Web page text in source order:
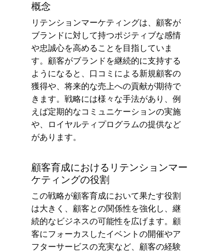
概念
リテンションマーケティングは、顧客が
ブランドに対して持つポジティブな感情
や忠誠心を高めることを目指していま
す。顧客がブランドを継続的に支持する
ようになると、口コミによる新規顧客の
獲得や、将来的な売上への貢献が期待で
きます。戦略には様々な手法があり、例
えば定期的なコミュニケーションの実施
や、ロイヤルティプログラムの提供など
があります。
顧客育成におけるリテンションマー
ケティングの役割
この戦略が顧客育成において果たす役割
は大きく、顧客との関係性を強化し、継
続的なビジネスの可能性を広げます。顧
客にフォーカスしたイベントの開催やア
フターサービスの充実など、顧客の経験